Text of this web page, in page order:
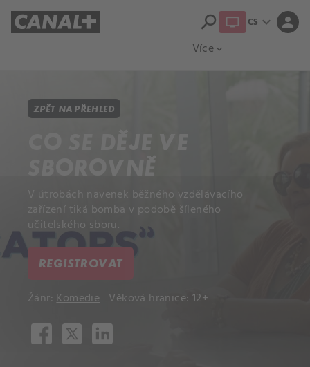
Více expand_more
search CS expand_more person
ZPĚT NA PŘEHLED
SBOROVNĚ
V útrobách navenek běžného vzdělávacího
zařízení tiká bomba v podobě šíleného
učitelského sboru.
REGISTROVAT
Žánr: Komedie Věková hranice: 12+